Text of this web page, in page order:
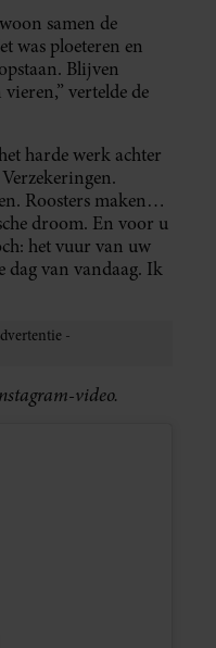
samen de
was ploeteren en
Blijven
vieren,” vertelde de
harde werk achter
Roosters maken…
droom. En voor u
het vuur van uw
dag van vandaag. Ik
video.